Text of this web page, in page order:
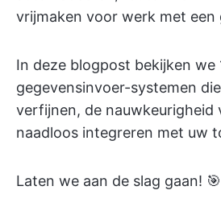
vrijmaken voor werk met
In deze blogpost bekijken we
gegevensinvoer-systemen
verfijnen, de nauwkeurigheid
naadloos integreren met uw
Laten we aan de slag gaan! 🎯